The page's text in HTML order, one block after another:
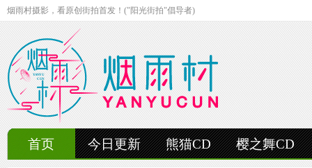
烟雨村摄影，看原创街拍首发！("阳光街拍"倡导者)
首页 今日更新 熊猫CD 樱之舞CD